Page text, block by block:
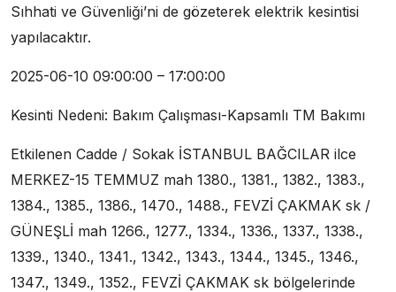
Sıhhati ve Güvenliği’ni de gözeterek elektrik kesintisi
yapılacaktır.
2025-06-10 09:00:00 – 17:00:00
Kesinti Nedeni: Bakım Çalışması-Kapsamlı TM Bakımı
Etkilenen Cadde / Sokak İSTANBUL BAĞCILAR ilce
MERKEZ-15 TEMMUZ mah 1380., 1381., 1382., 1383.,
1384., 1385., 1386., 1470., 1488., FEVZİ ÇAKMAK sk /
GÜNEŞLİ mah 1266., 1277., 1334., 1336., 1337., 1338.,
1339., 1340., 1341., 1342., 1343., 1344., 1345., 1346.,
1347., 1349., 1352., FEVZİ ÇAKMAK sk bölgelerinde